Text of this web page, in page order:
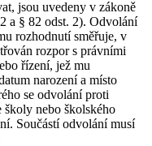
jsou uvedeny v zákoně
a § 82 odst. 2). Odvolání
rozhodnutí směřuje, v
rozpor s právními
řízení, jež mu
narození a místo
se odvolání proti
nebo školského
Součástí odvolání musí